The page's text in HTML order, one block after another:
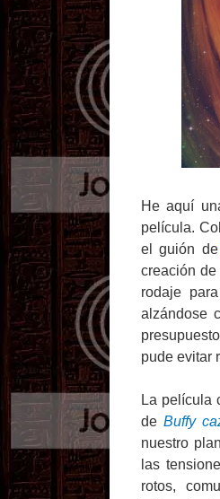
He aquí
película.
el guión
creación
rodaje
alzándose
pude evitar
La película
de Buffy
nuestro
las
rotos,